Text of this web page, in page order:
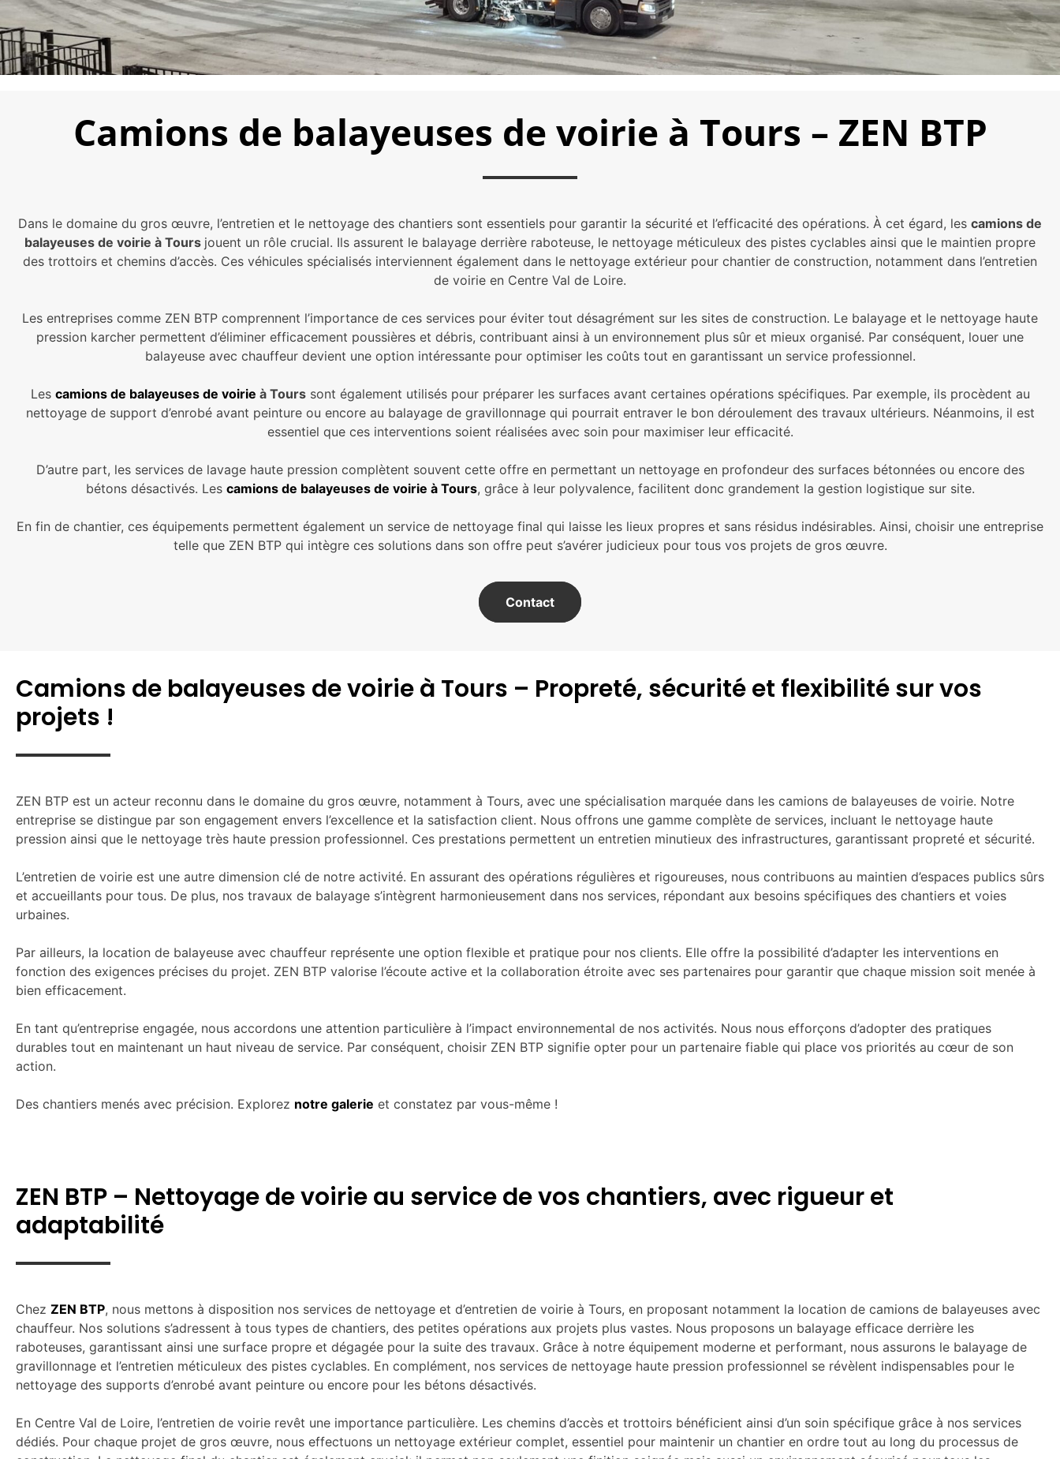
Camions de balayeuses de voirie à Tours – ZEN BTP
Dans le domaine du gros œuvre, l’entretien et le nettoyage des chantiers sont essentiels pour garantir la sécurité et l’efficacité des opérations. À cet égard, les camions de
balayeuses de voirie à Tours jouent un rôle crucial. Ils assurent le balayage derrière raboteuse, le nettoyage méticuleux des pistes cyclables ainsi que le maintien propre
des trottoirs et chemins d’accès. Ces véhicules spécialisés interviennent également dans le nettoyage extérieur pour chantier de construction, notamment dans l’entretien
de voirie en Centre Val de Loire.
Les entreprises comme ZEN BTP comprennent l’importance de ces services pour éviter tout désagrément sur les sites de construction. Le balayage et le nettoyage haute
pression karcher permettent d’éliminer efficacement poussières et débris, contribuant ainsi à un environnement plus sûr et mieux organisé. Par conséquent, louer une
balayeuse avec chauffeur devient une option intéressante pour optimiser les coûts tout en garantissant un service professionnel.
Les camions de balayeuses de voirie à Tourssont également utilisés pour préparer les surfaces avant certaines opérations spécifiques. Par exemple, ils procèdent au
nettoyage de support d’enrobé avant peinture ou encore au balayage de gravillonnage qui pourrait entraver le bon déroulement des travaux ultérieurs. Néanmoins, il est
essentiel que ces interventions soient réalisées avec soin pour maximiser leur efficacité.
D’autre part, les services de lavage haute pression complètent souvent cette offre en permettant un nettoyage en profondeur des surfaces bétonnées ou encore des
bétons désactivés. Les camions de balayeuses de voirie à Tours, grâce à leur polyvalence, facilitent donc grandement la gestion logistique sur site.
En fin de chantier, ces équipements permettent également un service de nettoyage final qui laisse les lieux propres et sans résidus indésirables. Ainsi, choisir une entreprise
telle que ZEN BTP qui intègre ces solutions dans son offre peut s’avérer judicieux pour tous vos projets de gros œuvre.
Contact
Camions de balayeuses de voirie à Tours – Propreté, sécurité et flexibilité sur vos
projets !
ZEN BTP est un acteur reconnu dans le domaine du gros œuvre, notamment à Tours, avec une spécialisation marquée dans les camions de balayeuses de voirie. Notre
entreprise se distingue par son engagement envers l’excellence et la satisfaction client. Nous offrons une gamme complète de services, incluant le nettoyage haute
pression ainsi que le nettoyage très haute pression professionnel. Ces prestations permettent un entretien minutieux des infrastructures, garantissant propreté et sécurité.
L’entretien de voirie est une autre dimension clé de notre activité. En assurant des opérations régulières et rigoureuses, nous contribuons au maintien d’espaces publics sûrs
et accueillants pour tous. De plus, nos travaux de balayage s’intègrent harmonieusement dans nos services, répondant aux besoins spécifiques des chantiers et voies
urbaines.
Par ailleurs, la location de balayeuse avec chauffeur représente une option flexible et pratique pour nos clients. Elle offre la possibilité d’adapter les interventions en
fonction des exigences précises du projet. ZEN BTP valorise l’écoute active et la collaboration étroite avec ses partenaires pour garantir que chaque mission soit menée à
bien efficacement.
En tant qu’entreprise engagée, nous accordons une attention particulière à l’impact environnemental de nos activités. Nous nous efforçons d’adopter des pratiques
durables tout en maintenant un haut niveau de service. Par conséquent, choisir ZEN BTP signifie opter pour un partenaire fiable qui place vos priorités au cœur de son
action.
Des chantiers menés avec précision. Explorez notre galerie et constatez par vous-même !
ZEN BTP – Nettoyage de voirie au service de vos chantiers, avec rigueur et
adaptabilité
Chez ZEN BTP, nous mettons à disposition nos services de nettoyage et d’entretien de voirie à Tours, en proposant notamment la location de camions de balayeuses avec
chauffeur. Nos solutions s’adressent à tous types de chantiers, des petites opérations aux projets plus vastes. Nous proposons un balayage efficace derrière les
raboteuses, garantissant ainsi une surface propre et dégagée pour la suite des travaux. Grâce à notre équipement moderne et performant, nous assurons le balayage de
gravillonnage et l’entretien méticuleux des pistes cyclables. En complément, nos services de nettoyage haute pression professionnel se révèlent indispensables pour le
nettoyage des supports d’enrobé avant peinture ou encore pour les bétons désactivés.
En Centre Val de Loire, l’entretien de voirie revêt une importance particulière. Les chemins d’accès et trottoirs bénéficient ainsi d’un soin spécifique grâce à nos services
dédiés. Pour chaque projet de gros œuvre, nous effectuons un nettoyage extérieur complet, essentiel pour maintenir un chantier en ordre tout au long du processus de